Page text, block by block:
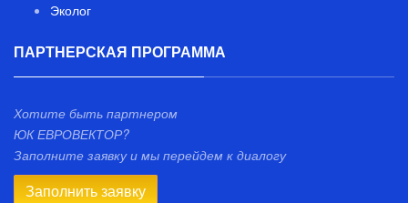
Эколог
ПАРТНЕРСКАЯ ПРОГРАММА
Хотите быть партнером
ЮК ЕВРОВЕКТОР?
Заполните заявку и мы перейдем к диалогу
Заполнить заявку